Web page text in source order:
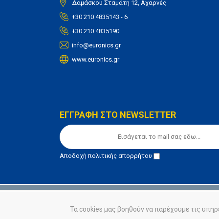
Δαμάσκου Σταμάτη 12, Αχαρνές
+30 210 4835143 - 6
+30 210 4835190
info@euronics.gr
www.euronics.gr
ΕΓΓΡΑΦΗ ΣΤΟ NEWSLETTER
Αποδοχήπολιτικής απορρήτου
Τα cookies μας βοηθούν να παρέχουμε τις